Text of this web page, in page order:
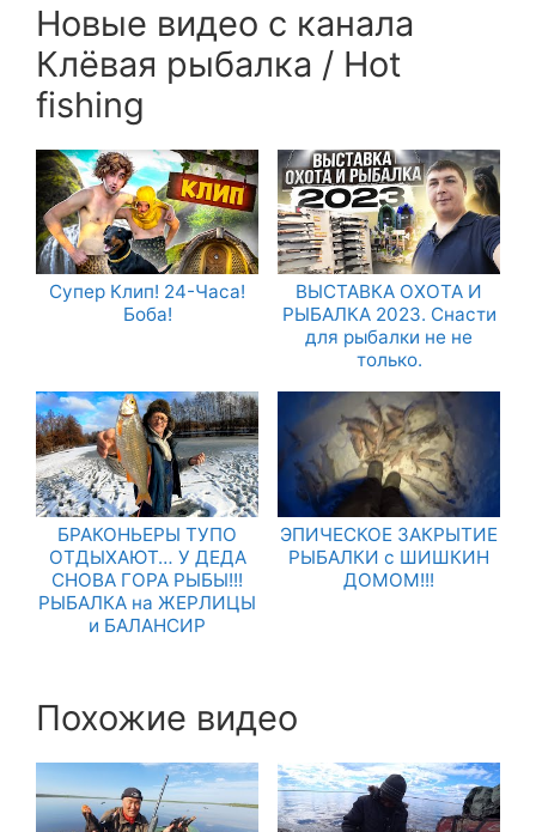
Новые видео с канала
Клёвая рыбалка / Hot
fishing
Супер Клип! 24-Часа!
Боба!
ВЫСТАВКА ОХОТА И
РЫБАЛКА 2023. Снасти
для рыбалки не не
только.
БРАКОНЬЕРЫ ТУПО
ОТДЫХАЮТ… У ДЕДА
СНОВА ГОРА РЫБЫ!!!
РЫБАЛКА на ЖЕРЛИЦЫ
и БАЛАНСИР
ЭПИЧЕСКОЕ ЗАКРЫТИЕ
РЫБАЛКИ с ШИШКИН
ДОМОМ!!!
Похожие видео